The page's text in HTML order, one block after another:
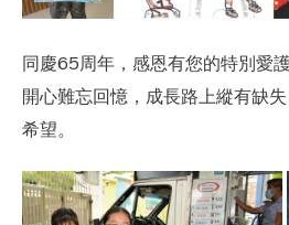
同慶65周年，感恩有您的特別愛
開心難忘回憶，成長路上縱有缺
希望。